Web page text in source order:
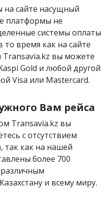
на сайте насущный
платформы не
системы оплаты
то время как на сайте
вы можете
Gold и любой другой
Visa или Mastercard.
Вам рейса
Transavia.kz вы
с отсутствием
так как на нашей
более 700
и всему миру.